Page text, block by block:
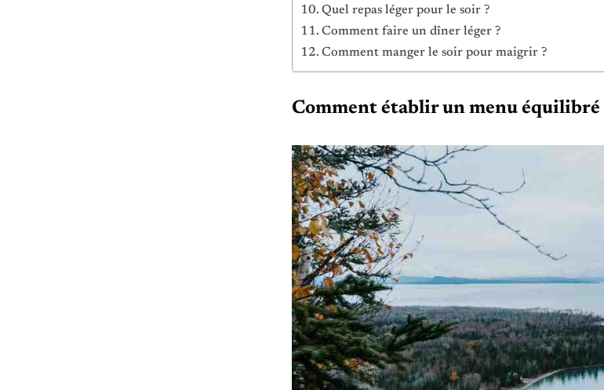
Quel repas léger pour le soir ?
Comment faire un dîner léger ?
Comment manger le soir pour maigrir ?
Comment établir un menu équilibré